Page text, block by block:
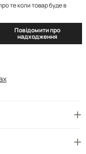
те коли товар буде в
Повідомити про
надходження